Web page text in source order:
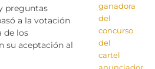
preguntas
a la votación
de los
su aceptación al
ganadora
del
concurso
del
cartel